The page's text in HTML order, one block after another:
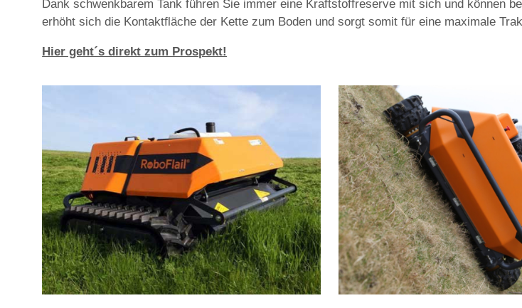
Dank schwenkbarem Tank führen Sie immer eine Kraftstoffreserve mit sich und können
erhöht sich die Kontaktfläche der Kette zum Boden und sorgt somit für eine maximale
Hier geht´s direkt zum Prospekt!